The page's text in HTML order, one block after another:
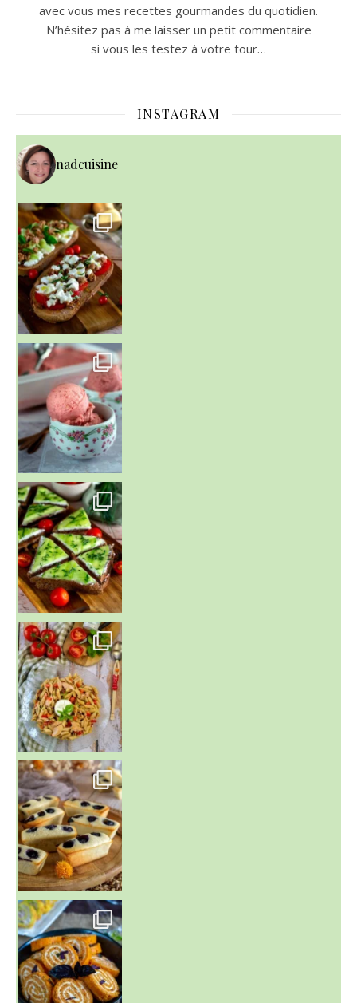
avec vous mes recettes gourmandes du quotidien.
N’hésitez pas à me laisser un petit commentaire
si vous les testez à votre tour…
INSTAGRAM
nadcuisine
~ NICE CREAM À LA FRAISE ~
Presque un mois que
~ SALADE DE PÂTES AUX DEUX TOMATES THON ET BURRA
~ FINANCIERS MYRTILLES ET CITRON ~
Aujourd'hu